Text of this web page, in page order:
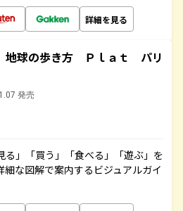
詳細を見る
球の歩き方 Ｐｌａｔ パリ
発売
る」「買う」「食べる」「遊ぶ」を
な図解で案内するビジュアルガイ